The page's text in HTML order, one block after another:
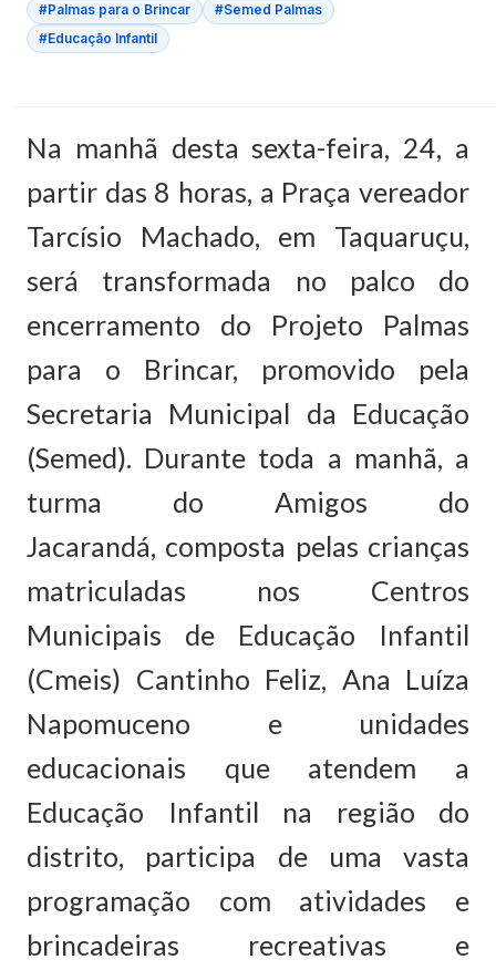
#Palmas para o Brincar
#Semed Palmas
#Educação Infantil
Na manhã desta sexta-feira, 24, a
partir das 8 horas, a Praça vereador
Tarcísio Machado, em Taquaruçu,
será transformada no palco do
encerramento do Projeto Palmas
para o Brincar, promovido pela
Secretaria Municipal da Educação
(Semed). Durante toda a manhã, a
turma do Amigos do
Jacarandá, composta pelas crianças
matriculadas nos Centros
Municipais de Educação Infantil
(Cmeis) Cantinho Feliz, Ana Luíza
Napomuceno e unidades
educacionais que atendem a
Educação Infantil na região do
distrito, participa de uma vasta
programação com atividades e
brincadeiras recreativas e